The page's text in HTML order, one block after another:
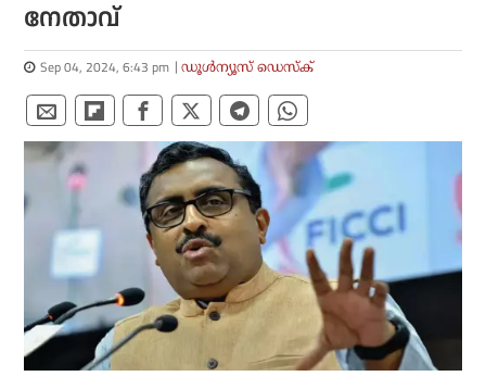
നേതാവ്
Sep 04, 2024, 6:43 pm ഡൂള്‍ന്യൂസ് ഡെസ്‌ക്